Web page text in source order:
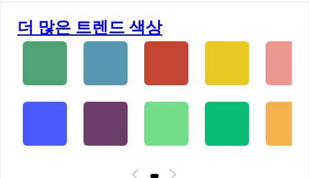
더 많은 트렌드 색상